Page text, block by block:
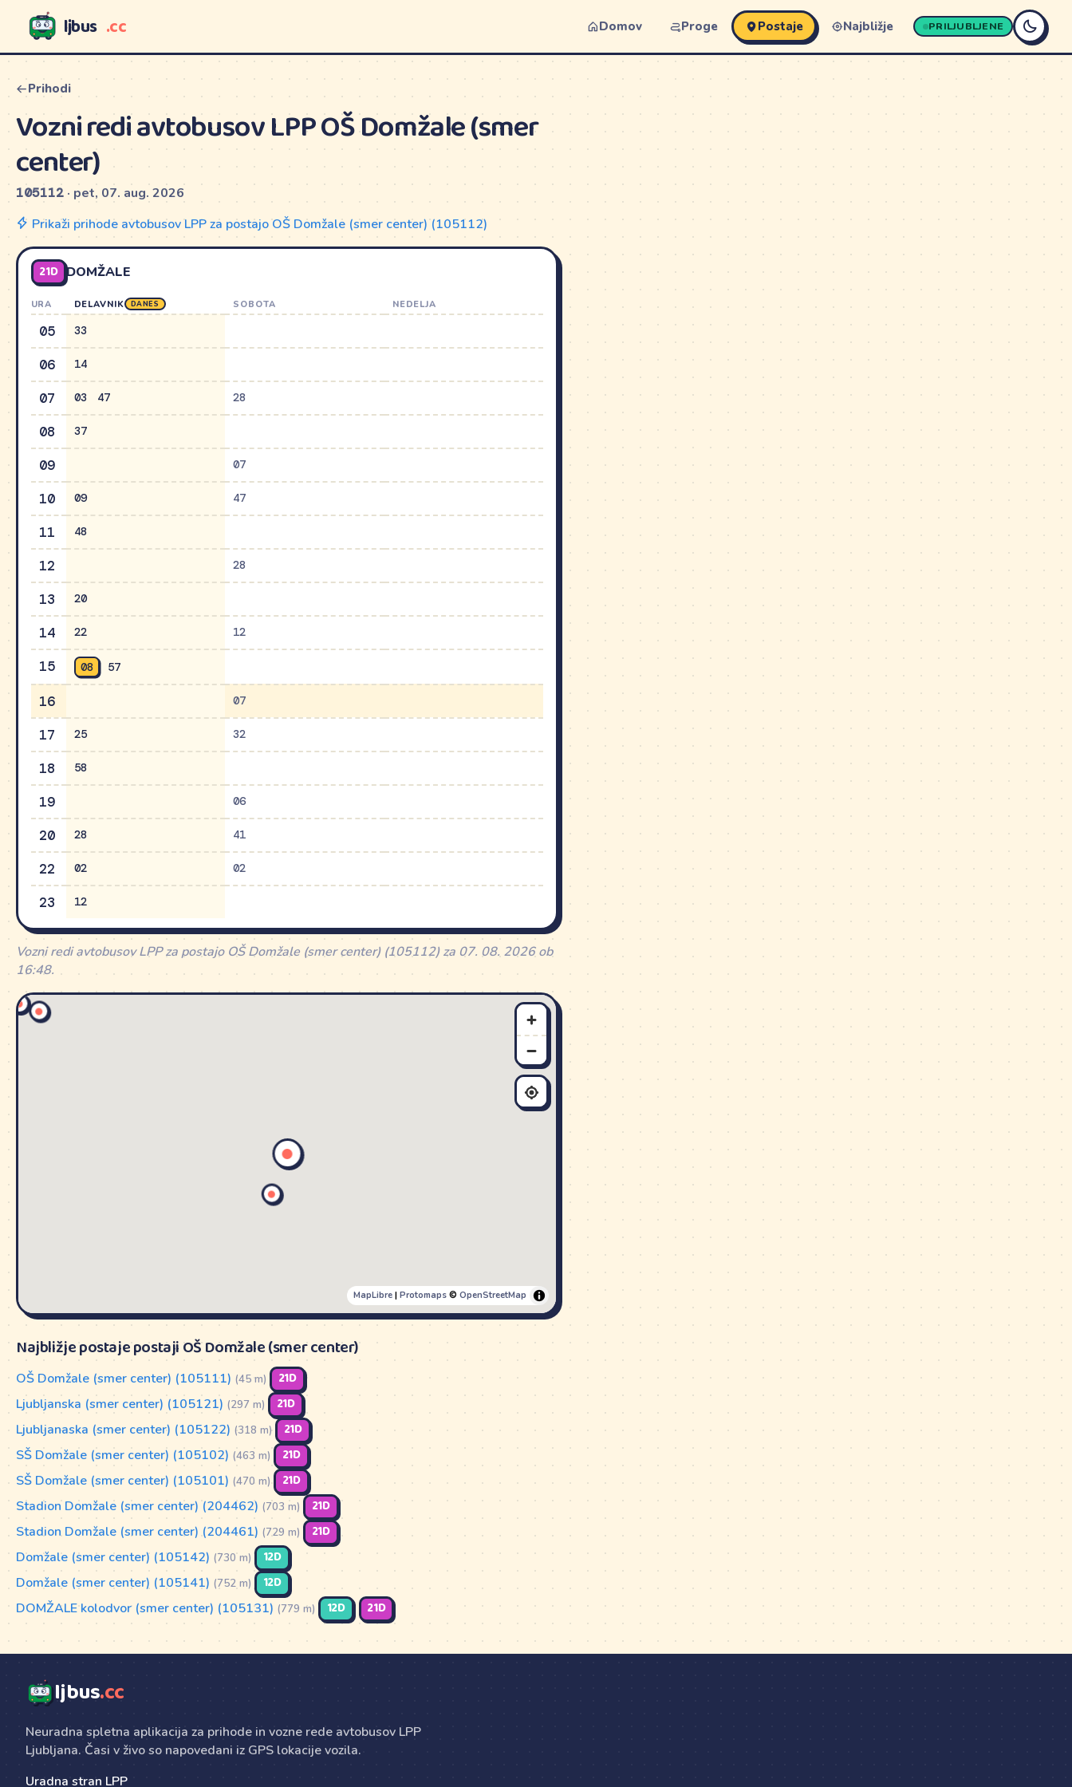
LJBUS ljbus .cc Domov Proge Postaje Najbližje PRILJUBLJENE
Prihodi
Vozni redi avtobusov LPP OŠ Domžale (smer
center)
105112 · pet, 07. aug. 2026
Prikaži prihode avtobusov LPP za postajo OŠ Domžale (smer center) (105112)
21D DOMŽALE
URA DELAVNIK DANES SOBOTA NEDELJA
05 33
06 14
07 03 47 28
08 37
09 07
10 09 47
11 48
12 28
13 20
14 22 12
15 08 57
16 07
17 25 32
18 58
19 06
20 28 41
22 02 02
23 12
Vozni redi avtobusov LPP za postajo OŠ Domžale (smer center) (105112) za 07. 08. 2026 ob
16:48.
MapLibre| Protomaps© OpenStreetMap
Najbližje postaje postaji OŠ Domžale (smer center)
OŠ Domžale (smer center) (105111) (45 m) 21D
Ljubljanska (smer center) (105121) (297 m) 21D
Ljubljanaska (smer center) (105122) (318 m) 21D
SŠ Domžale (smer center) (105102) (463 m) 21D
SŠ Domžale (smer center) (105101) (470 m) 21D
Stadion Domžale (smer center) (204462) (703 m) 21D
Stadion Domžale (smer center) (204461) (729 m) 21D
Domžale (smer center) (105142) (730 m) 12D
Domžale (smer center) (105141) (752 m) 12D
DOMŽALE kolodvor (smer center) (105131) (779 m) 12D 21D
ljbus.cc
Neuradna spletna aplikacija za prihode in vozne rede avtobusov LPP
Ljubljana. Časi v živo so napovedani iz GPS lokacije vozila.
Uradna stran LPP